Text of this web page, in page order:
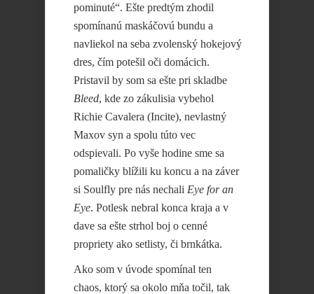
pominuté“. Ešte predtým zhodil
spomínanú maskáčovú bundu a
navliekol na seba zvolenský hokejový
dres, čím potešil oči domácich.
Pristavil by som sa ešte pri skladbe
Bleed, kde zo zákulisia vybehol
Richie Cavalera (Incite), nevlastný
Maxov syn a spolu túto vec
odspievali. Po vyše hodine sme sa
pomaličky blížili ku koncu a na záver
si Soulfly pre nás nechali Eye for an
Eye. Potlesk nebral konca kraja a v
dave sa ešte strhol boj o cenné
propriety ako setlisty, či brnkátka.
Ako som v úvode spomínal ten
chaos, ktorý sa okolo mňa točil, tak